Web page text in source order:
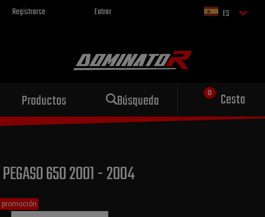
Registrarse Entrar ES
Productos Búsqueda Cesta
Escape deportivo
para tu motocicleta
PEGASO 650 2001 - 2004
promoción